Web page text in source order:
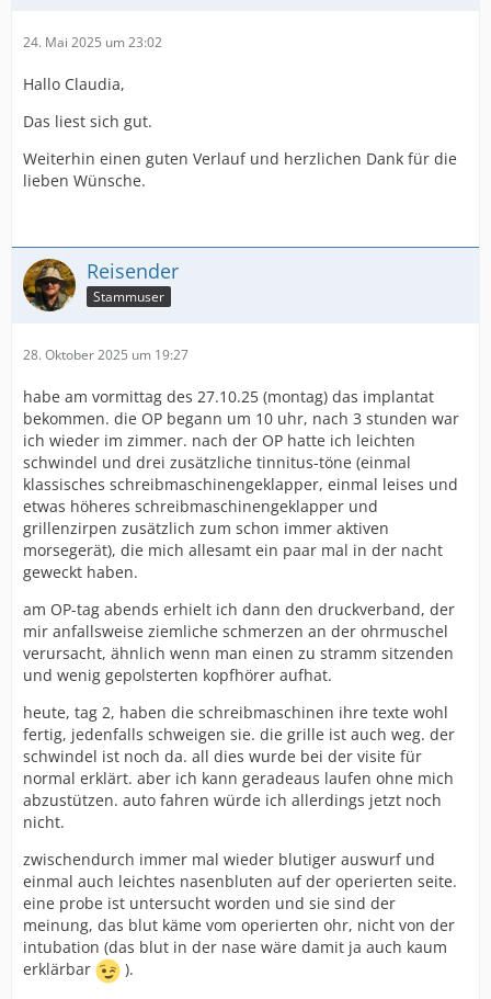
24. Mai 2025 um 23:02
Hallo Claudia,
Das liest sich gut.
Weiterhin einen guten Verlauf und herzlichen Dank für die
lieben Wünsche.
Reisender
Stammuser
28. Oktober 2025 um 19:27
habe am vormittag des 27.10.25 (montag) das implantat
bekommen. die OP begann um 10 uhr, nach 3 stunden war
ich wieder im zimmer. nach der OP hatte ich leichten
schwindel und drei zusätzliche tinnitus-töne (einmal
klassisches schreibmaschinengeklapper, einmal leises und
etwas höheres schreibmaschinengeklapper und
grillenzirpen zusätzlich zum schon immer aktiven
morsegerät), die mich allesamt ein paar mal in der nacht
geweckt haben.
am OP-tag abends erhielt ich dann den druckverband, der
mir anfallsweise ziemliche schmerzen an der ohrmuschel
verursacht, ähnlich wenn man einen zu stramm sitzenden
und wenig gepolsterten kopfhörer aufhat.
heute, tag 2, haben die schreibmaschinen ihre texte wohl
fertig, jedenfalls schweigen sie. die grille ist auch weg. der
schwindel ist noch da. all dies wurde bei der visite für
normal erklärt. aber ich kann geradeaus laufen ohne mich
abzustützen. auto fahren würde ich allerdings jetzt noch
nicht.
zwischendurch immer mal wieder blutiger auswurf und
einmal auch leichtes nasenbluten auf der operierten seite.
eine probe ist untersucht worden und sie sind der
meinung, das blut käme vom operierten ohr, nicht von der
intubation (das blut in der nase wäre damit ja auch kaum
erklärbar
).